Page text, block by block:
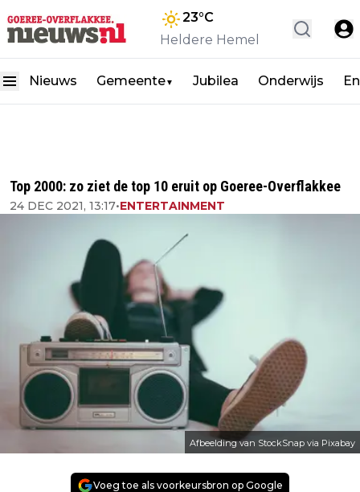
23°C
Heldere Hemel
Nieuws Gemeente▼ Jubilea Onderwijs
Top 2000: zo ziet de top 10 eruit op Goeree-Overflakkee
24 DEC 2021, 13:17•ENTERTAINMENT
Afbeelding van StockSnap via Pixabay
Voeg toe als voorkeursbron op Google